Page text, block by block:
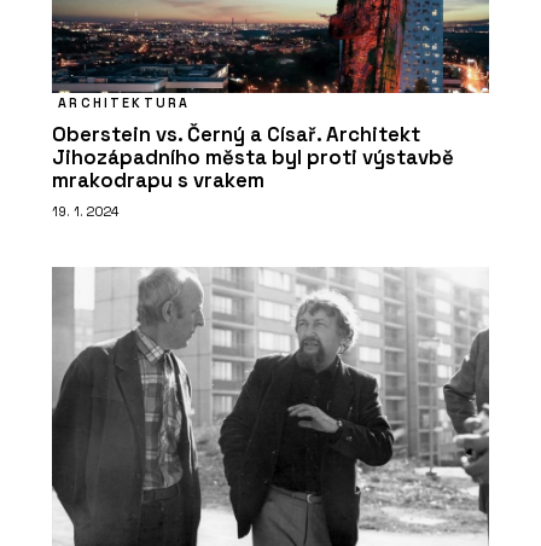
ARCHITEKTURA
Oberstein vs. Černý a Císař. Architekt
Jihozápadního města byl proti výstavbě
mrakodrapu s vrakem
19. 1. 2024